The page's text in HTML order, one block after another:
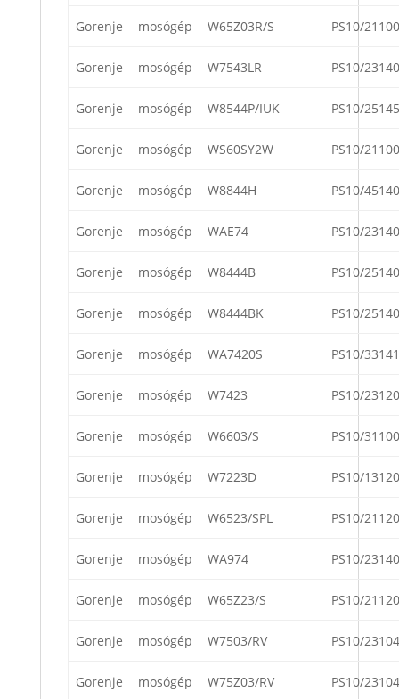
Gorenje mosógép W65Z03R/S PS10/21100
Gorenje mosógép W7543LR PS10/23140
Gorenje mosógép W8544P/IUK PS10/25145
Gorenje mosógép WS60SY2W PS10/21100
Gorenje mosógép W8844H PS10/45140
Gorenje mosógép WAE74 PS10/23140
Gorenje mosógép W8444B PS10/25140
Gorenje mosógép W8444BK PS10/25140
Gorenje mosógép WA7420S PS10/33141
Gorenje mosógép W7423 PS10/23120
Gorenje mosógép W6603/S PS10/31100
Gorenje mosógép W7223D PS10/13120
Gorenje mosógép W6523/SPL PS10/21120
Gorenje mosógép WA974 PS10/23140
Gorenje mosógép W65Z23/S PS10/21120
Gorenje mosógép W7503/RV PS10/23104
Gorenje mosógép W75Z03/RV PS10/23104